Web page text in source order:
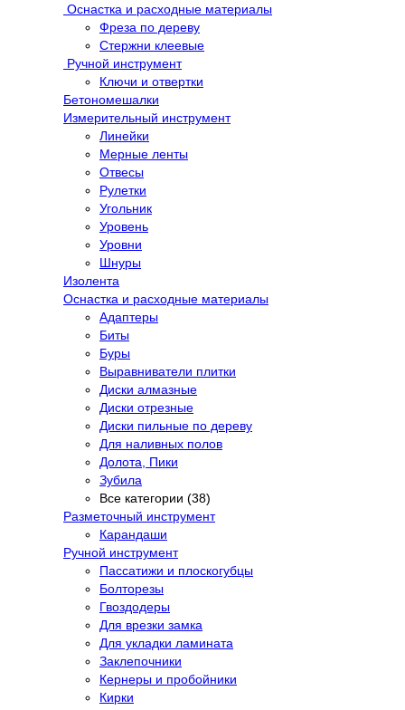
Оснастка и расходные материалы
Фреза по дереву
Стержни клеевые
Ручной инструмент
Ключи и отвертки
Бетономешалки
Измерительный инструмент
Линейки
Мерные ленты
Отвесы
Рулетки
Угольник
Уровень
Уровни
Шнуры
Изолента
Оснастка и расходные материалы
Адаптеры
Биты
Буры
Выравниватели плитки
Диски алмазные
Диски отрезные
Диски пильные по дереву
Для наливных полов
Долота, Пики
Зубила
Все категории (38)
Разметочный инструмент
Карандаши
Ручной инструмент
Пассатижи и плоскогубцы
Болторезы
Гвоздодеры
Для врезки замка
Для укладки ламината
Заклепочники
Кернеры и пробойники
Кирки